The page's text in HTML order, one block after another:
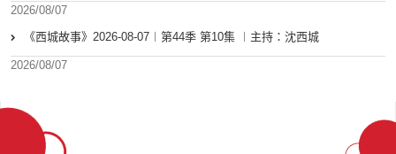
2026/08/07
《西城故事》2026-08-07︱第44季 第10集 ︱主持：沈西城
2026/08/07